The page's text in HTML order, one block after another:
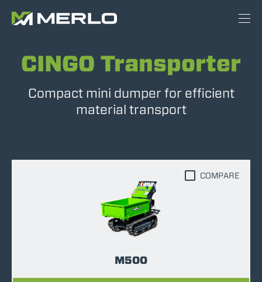
CINGO Transporter
Compact mini dumper for efficient
material transport
M500
COMPARE